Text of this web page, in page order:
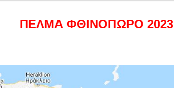
ΠΕΛΜΑ ΦΘΙΝΟΠΩΡΟ 2023 🌟